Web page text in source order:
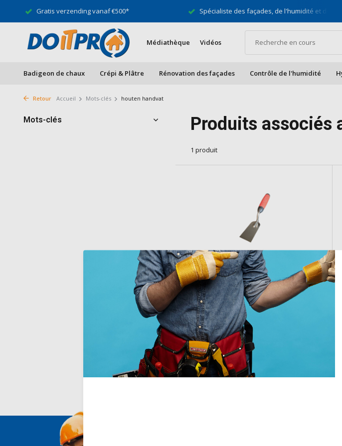
Gratis verzending vanaf €500* Spécialiste des façades, de l'humidité et des
Médiathèque Vidéos
Badigeon de chaux Crépi & Plâtre Rénovation des façades Contrôle de l'humidité
Retour Accueil Mots-clés houten handvat
Mots-clés Produits associés
1 produit
Truelle de plâtrier Softgrip
idéal pour les travaux plus fins de plâtre, stuc,
mortiers, etc.
Deliverytime
€9,90
Incl. TVA